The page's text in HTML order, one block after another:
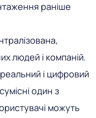
раніше
людей і компаній.
і цифровий
один з
можуть